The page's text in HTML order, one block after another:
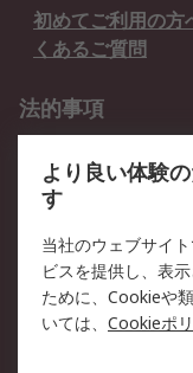
初めてご利用の方
くあるご質問
法的事項
クッキーポリシー
RSについて
会社概要
プレスリリース＆
より良い体験
す
当社のウェブサイ
ビスを提供し、表
ために、Cookieや
いては、 Cookieポ